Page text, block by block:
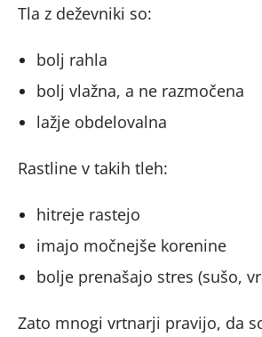
Tla z deževniki so:
bolj rahla
bolj vlažna, a ne razmočena
lažje obdelovalna
Rastline v takih tleh:
hitreje rastejo
imajo močnejše korenine
bolje prenašajo stres (sušo,
Zato mnogi vrtnarji pravijo, da